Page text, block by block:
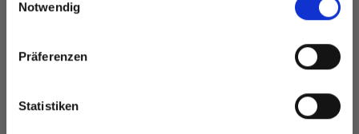
Notwendig
Präferenzen
Statistiken
LINDEHOBBY
und erhalte exklusiven Zugang zu